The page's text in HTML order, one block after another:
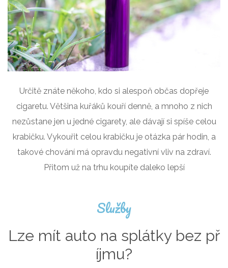
Určitě znáte někoho, kdo si alespoň občas dopřeje
cigaretu. Většina kuřáků kouří denně, a mnoho z nich
nezůstane jen u jedné cigarety, ale dávají si spíše celou
krabičku. Vykouřit celou krabičku je otázka pár hodin, a
takové chování má opravdu negativní vliv na zdraví.
Přitom už na trhu koupíte daleko lepší
Služby
Lze mít auto na splátky bez př
íjmu?